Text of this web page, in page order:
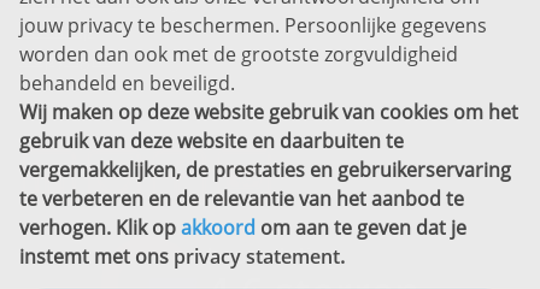
Sitemap
Copyright
Bekijk ook eens
jouw privacy te beschermen. Persoonlijke gegevens
worden dan ook met de grootste zorgvuldigheid
behandeld en beveiligd.
Wij maken op deze website gebruik van cookies om het
gebruik van deze website en daarbuiten te
vergemakkelijken, de prestaties en gebruikerservaring
te verbeteren en de relevantie van het aanbod te
verhogen. Klik opakkoord om aan te geven dat je
instemt met ons privacy statement.